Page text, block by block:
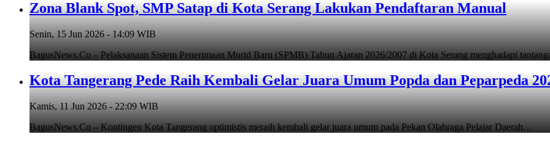
Zona Blank Spot, SMP Satap di Kota Serang Lakukan Pendaftaran Manual
Senin, 15 Jun 2026 - 14:09 WIB
BagusNews.Co – Pelaksanaan Sistem Penerimaan Murid Baru (SPMB) Tahun Ajaran 2026/2007 di Kota Serang menghadapi
Kota Tangerang Pede Raih Kembali Gelar Juara Umum Popda dan Peparpeda
Kamis, 11 Jun 2026 - 22:09 WIB
BagusNews.Co – Kontingen Kota Tangerang optimistis meraih kembali gelar juara umum pada Pekan Olahraga Pelajar Daerah…